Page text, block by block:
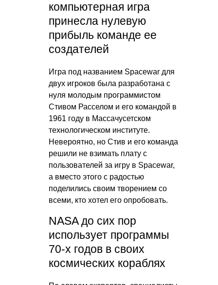
компьютерная игра
принесла нулевую
прибыль команде ее
создателей
Игра под названием Spacewar для
двух игроков была разработана с
нуля молодым программистом
Стивом Расселом и его командой в
1961 году в Массачусетском
технологическом институте.
Невероятно, но Стив и его команда
решили не взимать плату с
пользователей за игру в Spacewar,
а вместо этого с радостью
поделились своим творением со
всеми, кто хотел его опробовать.
NASA до сих пор
использует программы
70-х годов в своих
космических кораблях